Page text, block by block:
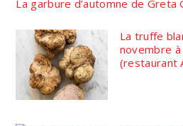
La garbure d’automne de Greta
La truffe
novembre à
(restaurant